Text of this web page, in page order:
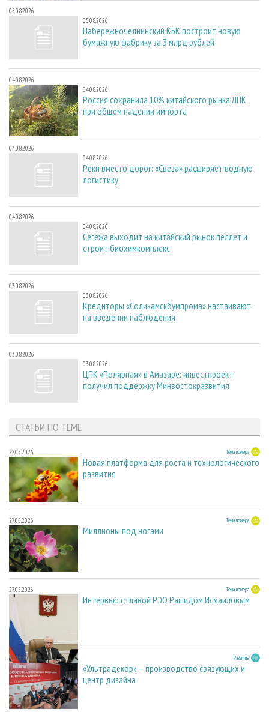
05.08.2026
05.08.2026
Набережночелнинский КБК построит новую
бумажную фабрику за 3 млрд рублей
04.08.2026
04.08.2026
Россия сохранила 10% китайского рынка ЛПК
при общем падении импорта
04.08.2026
04.08.2026
Реки вместо дорог: «Свеза» расширяет водную
логистику
04.08.2026
04.08.2026
Сегежа выходит на китайский рынок пеллет и
строит биохимкомплекс
03.08.2026
03.08.2026
Кредиторы «Соликамскбумпрома» настаивают
на введении наблюдения
03.08.2026
03.08.2026
ЦПК «Полярная» в Амазаре: инвестпроект
получил поддержку Минвостокразвития
СТАТЬИ ПО ТЕМЕ
27.05.2026 Тема номера
Новая платформа для роста и технологического
развития
27.05.2026 Тема номера
Миллионы под ногами
27.05.2026 Тема номера
Интервью с главой РЭО Рашидом Исмаиловым
23.03.2026 Развитие
«Ультрадекор» – производство связующих и
центр дизайна